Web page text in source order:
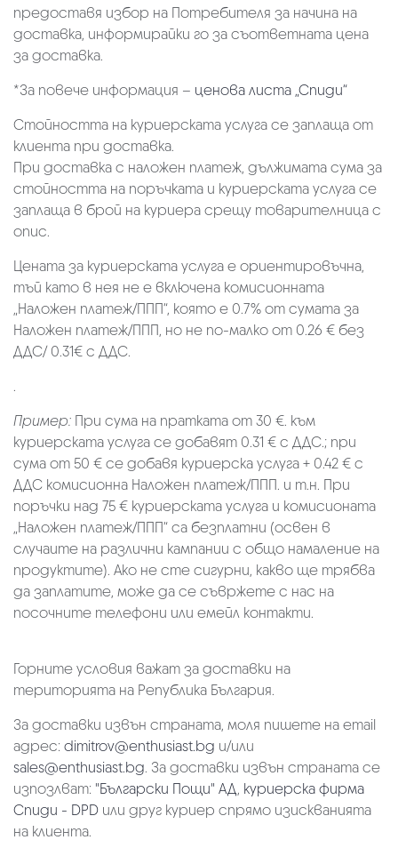
предоставя избор на Потребителя за начина на
доставка, информирайки го за съответната цена
за доставка.
*За повече информация – ценова листа „Спиди“
Стойността на куриерската услуга се заплаща от
клиента при доставка.
При доставка с наложен платеж, дължимата сума за
стойността на поръчката и куриерската услуга се
заплаща в брой на куриера срещу товарителница с
опис.
Цената за куриерската услуга е ориентировъчна,
тъй като в нея не е включена комисионната
„Наложен платеж/ППП“, която е 0.7% от сумата за
Наложен платеж/ППП, но не по-малко от 0.26 € без
ДДС/ 0.31€ с ДДС.
.
Пример: При сума на пратката от 30 €. към
куриерската услуга се добавят 0.31 € с ДДС.; при
сума от 50 € се добавя куриерска услуга + 0.42 € с
ДДС комисионна Наложен платеж/ППП. и т.н. При
поръчки над 75 € куриерската услуга и комисионата
„Наложен платеж/ППП“ са безплатни (освен в
случаите на различни кампании с общо намаление на
продуктите). Ако не сте сигурни, какво ще трябва
да заплатите, може да се съвржете с нас на
посочните телефони или емейл контакти.
Горните условия важат за доставки на
територията на Република България.
За доставки извън страната, моля пишете на email
адрес: dimitrov@enthusiast.bg и/или
sales@enthusiast.bg. За доставки извън страната се
изпозлват: "Български Пощи" АД, куриерска фирма
Спиди - DPD или друг куриер спрямо изискванията
на клиента.